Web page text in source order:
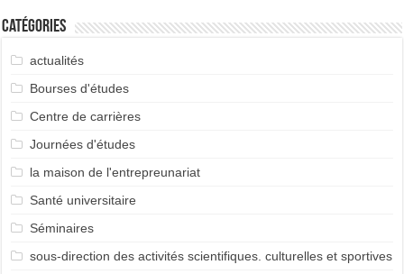
Catégories
actualités
Bourses d'études
Centre de carrières
Journées d'études
la maison de l'entrepreunariat
Santé universitaire
Séminaires
sous-direction des activités scientifiques. culturelles et sportives